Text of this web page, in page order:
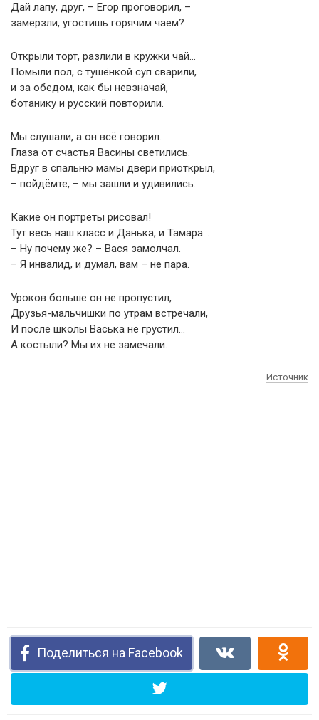
Дай лапу, друг, – Егор проговорил, –
замерзли, угостишь горячим чаем?
Открыли торт, разлили в кружки чай…
Помыли пол, с тушёнкой суп сварили,
и за обедом, как бы невзначай,
ботанику и русский повторили.
Мы слушали, а он всё говорил.
Глаза от счастья Васины светились.
Вдруг в спальню мамы двери приоткрыл,
– пойдёмте, – мы зашли и удивились.
Какие он портреты рисовал!
Тут весь наш класс и Данька, и Тамара…
– Ну почему же? – Вася замолчал.
– Я инвалид, и думал, вам – не пара.
Уроков больше он не пропустил,
Друзья-мальчишки по утрам встречали,
И после школы Васька не грустил…
А костыли? Мы их не замечали.
Источник
Поделиться на Facebook